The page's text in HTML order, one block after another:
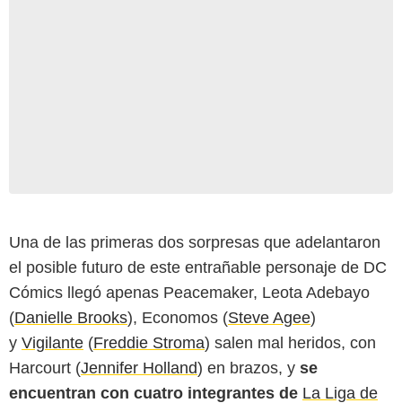
Una de las primeras dos sorpresas que adelantaron
el posible futuro de este entrañable personaje de DC
Cómics llegó apenas Peacemaker, Leota Adebayo
(Danielle Brooks), Economos (Steve Agee)
y Vigilante (Freddie Stroma) salen mal heridos, con
Harcourt (Jennifer Holland) en brazos, y se
encuentran con cuatro integrantes de La Liga de